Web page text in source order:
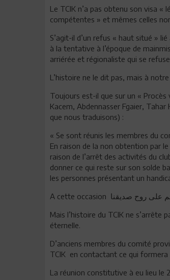
Le TCIK n’a pas obtenu son visa
compétentes » et mêmes celles
S’agit-il d’un refus « haut situé »
à la tentative à l’époque de
arriérée et régionaliste qui se
L’histoire ne le dit pas, mais à
Toujours est-il que sur un «
Kacem, Abdennasser Fgaier, Tahar
que nous traduisons) :
« Se sont réunis les membres du
En raison de la non obtention par
raison de l’arrêt des activités du
donner ce qui reste sur son solde
les personnes présentant un
Mais l’histoire du TCIK ne
éternelle.
D’anciens membres du comité
TCIK en contactant ce qui formera
La réunion constitutive à eu lieu le